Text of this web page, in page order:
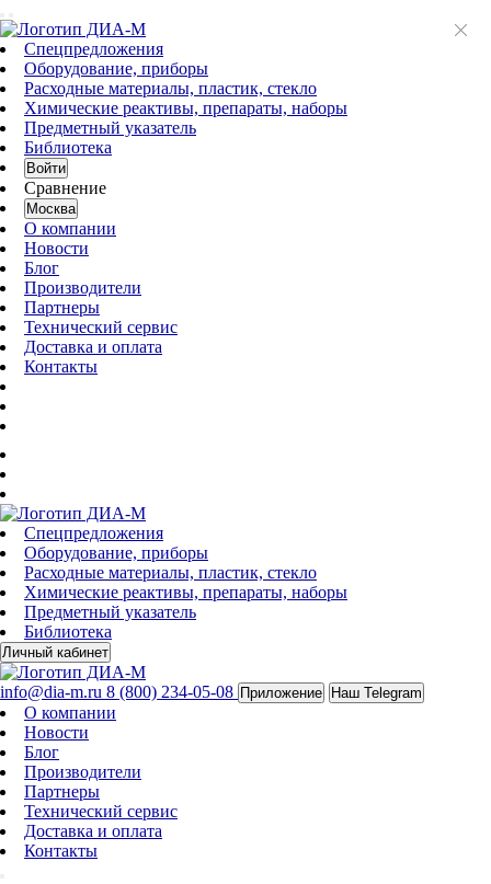
Спецпредложения
Оборудование, приборы
Расходные материалы, пластик, стекло
Химические реактивы, препараты, наборы
Предметный указатель
Библиотека
Войти
Сравнение
Москва
О компании
Новости
Блог
Производители
Партнеры
Технический сервис
Доставка и оплата
Контакты
Спецпредложения
Оборудование, приборы
Расходные материалы, пластик, стекло
Химические реактивы, препараты, наборы
Предметный указатель
Библиотека
Личный кабинет
info@dia-m.ru 8 (800) 234-05-08 Приложение Наш Telegram
О компании
Новости
Блог
Производители
Партнеры
Технический сервис
Доставка и оплата
Контакты